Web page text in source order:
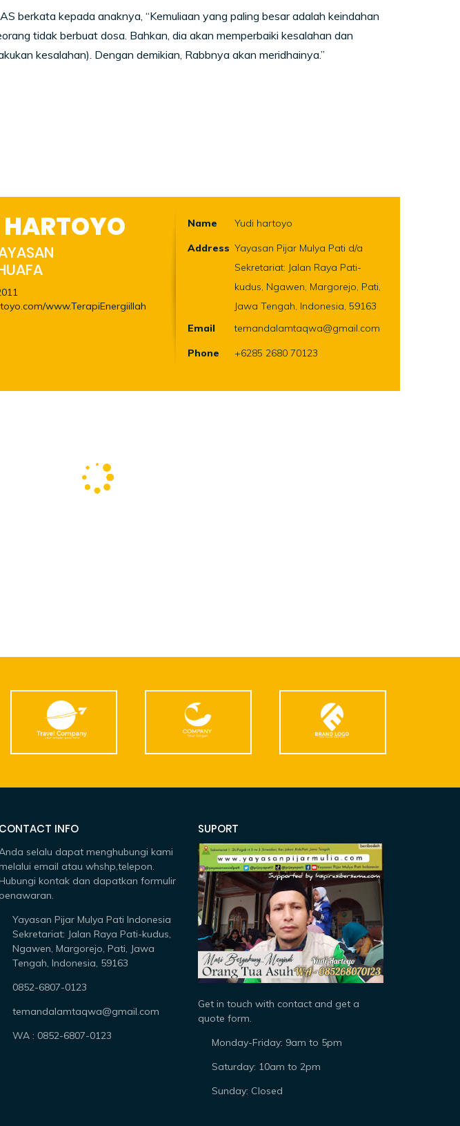
berkata kepada anaknya, “Kemuliaan yang paling besar adalah keindahan
tidak berbuat dosa. Bahkan, dia akan memperbaiki kesalahan dan
kesalahan). Dengan demikian, Rabbnya akan meridhainya.”
www.TerapiEnergiillah
Name
Yudi hartoyo
Address Yayasan Pijar Mulya Pati d/a
Sekretariat: Jalan Raya Pati-
kudus, Ngawen, Margorejo, Pati,
Jawa Tengah, Indonesia, 59163
Email
temandalamtaqwa@gmail.com
Phone
+6285 2680 70123
CONTACT INFO
selalu dapat menghubungi kami
email atau whshp,telepon.
kontak dan dapatkan formulir
Yayasan Pijar Mulya Pati Indonesia
Sekretariat: Jalan Raya Pati-kudus,
Ngawen, Margorejo, Pati, Jawa
Tengah, Indonesia, 59163
0852-6807-0123
temandalamtaqwa@gmail.com
WA : 0852-6807-0123
SUPORT
Get in touch with contact and get a
quote form.
Monday-Friday: 9am to 5pm
Saturday: 10am to 2pm
Sunday: Closed